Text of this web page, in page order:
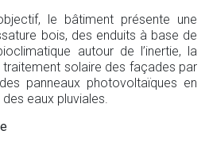
le bâtiment présente une
bois, des enduits à base de
autour de l’inertie, la
solaire des façades par
panneaux photovoltaïques en
eaux pluviales.